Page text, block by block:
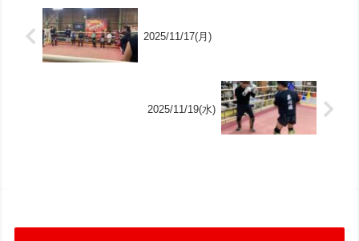
2025/11/17(月)
2025/11/19(水)